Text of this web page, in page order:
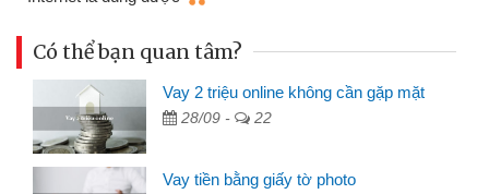
Có thể bạn quan tâm?
Vay 2 triệu online không cần gặp mặt
28/09 - 22
Vay tiền bằng giấy tờ photo